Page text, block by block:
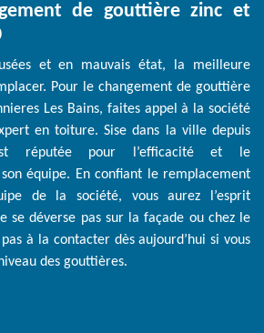
de gouttière zinc et
et en mauvais état, la meilleure
Pour le changement de gouttière
Les Bains, faites appel à la société
en toiture. Sise dans la ville depuis
réputée pour l’efficacité et le
équipe. En confiant le remplacement
de la société, vous aurez l’esprit
se déverse pas sur la façade ou chez le
à la contacter dès aujourd’hui si vous
des gouttières.